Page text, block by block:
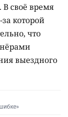
своё время
которой
что
выездного